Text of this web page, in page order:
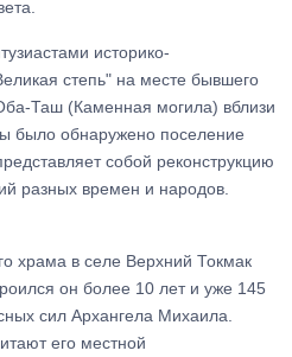
историко-
степь" на месте бывшего
Таш (Каменная могила) вблизи
было обнаружено поселение
собой реконструкцию
разных времен и народов.
храма в селе Верхний Токмак
он более 10 лет и уже 145
сил Архангела Михаила.
его местной